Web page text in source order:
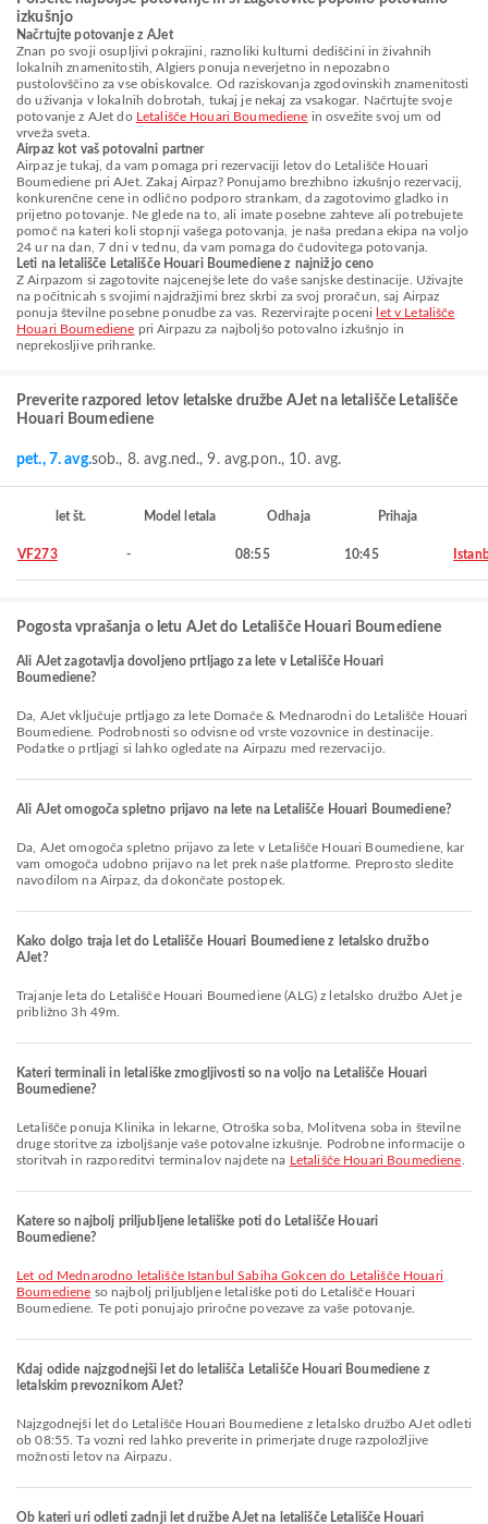
izkušnjo
Načrtujte potovanje z AJet
Znan po svoji osupljivi pokrajini, raznoliki kulturni dediščini in živahnih
lokalnih znamenitostih, Algiers ponuja neverjetno in nepozabno
pustolovščino za vse obiskovalce. Od raziskovanja zgodovinskih znamenitosti
do uživanja v lokalnih dobrotah, tukaj je nekaj za vsakogar. Načrtujte svoje
potovanje z AJet do Letališče Houari Boumediene in osvežite svoj um od
vrveža sveta.
Airpaz kot vaš potovalni partner
Airpaz je tukaj, da vam pomaga pri rezervaciji letov do Letališče Houari
Boumediene pri AJet. Zakaj Airpaz? Ponujamo brezhibno izkušnjo rezervacij,
konkurenčne cene in odlično podporo strankam, da zagotovimo gladko in
prijetno potovanje. Ne glede na to, ali imate posebne zahteve ali potrebujete
pomoč na kateri koli stopnji vašega potovanja, je naša predana ekipa na voljo
24 ur na dan, 7 dni v tednu, da vam pomaga do čudovitega potovanja.
Leti na letališče Letališče Houari Boumediene z najnižjo ceno
Z Airpazom si zagotovite najcenejše lete do vaše sanjske destinacije. Uživajte
na počitnicah s svojimi najdražjimi brez skrbi za svoj proračun, saj Airpaz
ponuja številne posebne ponudbe za vas. Rezervirajte poceni
let v Letališče
Houari Boumediene pri Airpazu za najboljšo potovalno izkušnjo in
neprekosljive prihranke.
Preverite razpored letov letalske družbe AJet na letališče Letališče
Houari Boumediene
pet., 7. avg.sob., 8. avg.ned., 9. avg.pon., 10. avg.
let št. Model letala Odhaja Prihaja
VF273 - 08:55 10:45
Pogosta vprašanja o letu AJet do Letališče Houari Boumediene
Ali AJet zagotavlja dovoljeno prtljago za lete v Letališče Houari
Boumediene?
Da, AJet vključuje prtljago za lete Domače & Mednarodni do Letališče Houari
Boumediene. Podrobnosti so odvisne od vrste vozovnice in destinacije.
Podatke o prtljagi si lahko ogledate na Airpazu med rezervacijo.
Ali AJet omogoča spletno prijavo na lete na Letališče Houari Boumediene?
Da, AJet omogoča spletno prijavo za lete v Letališče Houari Boumediene, kar
vam omogoča udobno prijavo na let prek naše platforme. Preprosto sledite
navodilom na Airpaz, da dokončate postopek.
Kako dolgo traja let do Letališče Houari Boumediene z letalsko družbo
AJet?
Trajanje leta do Letališče Houari Boumediene (ALG) z letalsko družbo AJet je
približno 3h 49m.
Kateri terminali in letališke zmogljivosti so na voljo na Letališče Houari
Boumediene?
Letališče ponuja Klinika in lekarne, Otroška soba, Molitvena soba in številne
druge storitve za izboljšanje vaše potovalne izkušnje. Podrobne informacije o
storitvah in razporeditvi terminalov najdete na Letališče Houari Boumediene
Katere so najbolj priljubljene letališke poti do Letališče Houari
Boumediene?
let od Mednarodno letališče Istanbul Sabiha Gokcen do Letališče Houari
Boumediene so najbolj priljubljene letališke poti do Letališče Houari
Boumediene. Te poti ponujajo priročne povezave za vaše potovanje.
Kdaj odide najzgodnejši let do letališča Letališče Houari Boumediene z
letalskim prevoznikom AJet?
Najzgodnejši let do Letališče Houari Boumediene z letalsko družbo AJet odleti
ob 08:55. Ta vozni red lahko preverite in primerjate druge razpoložljive
možnosti letov na Airpazu.
Ob kateri uri odleti zadnji let družbe AJet na letališče Letališče Houari